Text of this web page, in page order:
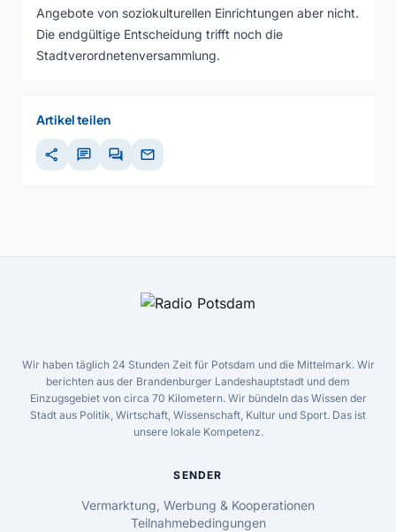
Angebote von soziokulturellen Einrichtungen aber nicht.
Die endgültige Entscheidung trifft noch die
Stadtverordnetenversammlung.
Artikel teilen
share chat forum mail
Wir haben täglich 24 Stunden Zeit für Potsdam und die Mittelmark. Wir
berichten aus der Brandenburger Landeshauptstadt und dem
Einzugsgebiet von circa 70 Kilometern. Wir bündeln das Wissen der
Stadt aus Politik, Wirtschaft, Wissenschaft, Kultur und Sport. Das ist
unsere lokale Kompetenz.
SENDER
Vermarktung, Werbung & Kooperationen
Teilnahmebedingungen